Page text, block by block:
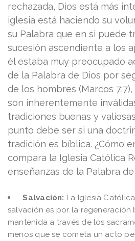
rechazada, Dios está más
iglesia está haciendo su
su Palabra que en si puede
sucesión ascendiente a los
él estaba muy preocupado
de la Palabra de Dios por
de los hombres (Marcos
son inherentemente
tradiciones buenas y
punto debe ser si una
tradición es bíblica. ¿Cómo
compara la Iglesia Católica
enseñanzas de la Palabra de
Salvación: La Iglesia
salvación es por la regeneración
mantenida a través de los
menos que se cometa un acto